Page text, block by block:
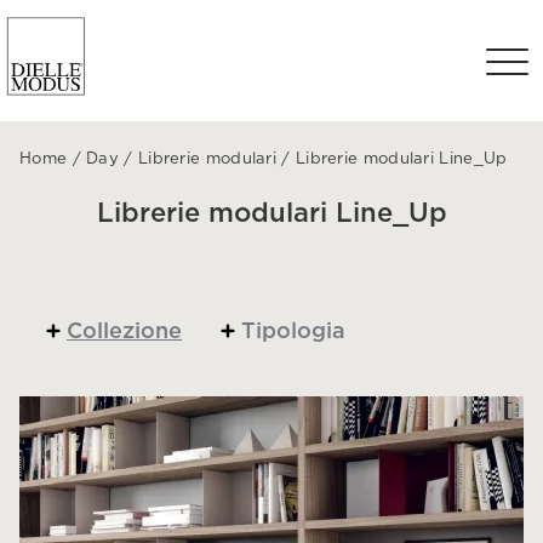
Home / Day / Librerie modulari / Librerie modulari Line_Up
Librerie modulari Line_Up
Collezione Tipologia